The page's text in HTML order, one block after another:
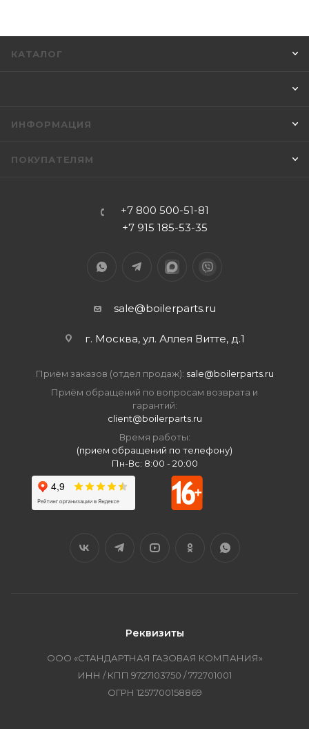
КАТАЛОГ
ИНФОРМАЦИЯ
ПОКУПАТЕЛЯМ
+7 800 500-51-81
+7 915 185-53-35
sale@boilerparts.ru
г. Москва, ул. Аллея Витте, д.1
Приём заказов (отдел продаж): sale@boilerparts.ru
Приём обращений по вопросам возврата и
гарантий:
client@boilerparts.ru
Время работы:
(прием обращений по телефону)
Пн-Вс: 8:00 - 20:00
Реквизиты
ООО «СТАНДАРТНАЯ ГАЗОВАЯ КОМПАНИЯ»
ИНН / КПП 9727103750 / 772701001
ОГРН 1257700158869